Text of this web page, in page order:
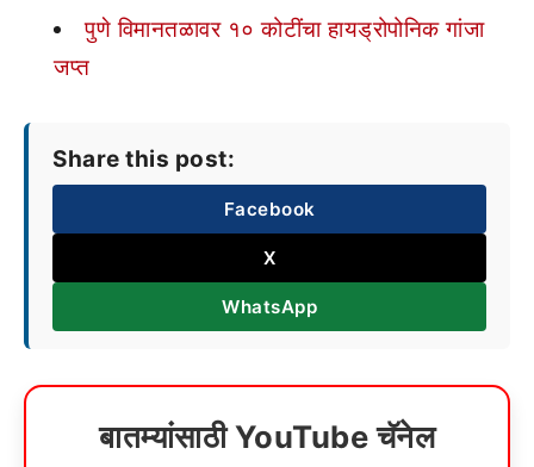
पुणे विमानतळावर १० कोटींचा हायड्रोपोनिक गांजा
जप्त
Share this post:
Facebook
X
WhatsApp
बातम्यांसाठी YouTube चॅनेल